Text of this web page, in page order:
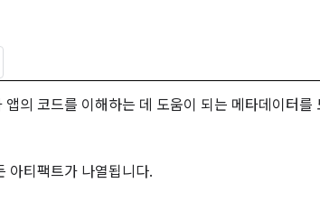
앱의 코드를 이해하는 데 도움이 되는 메타데이터를
아티팩트가 나열됩니다.